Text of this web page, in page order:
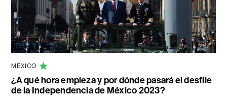
MÉXICO
¿A qué hora empieza y por dónde pasará el desfile
de la Independencia de México 2023?